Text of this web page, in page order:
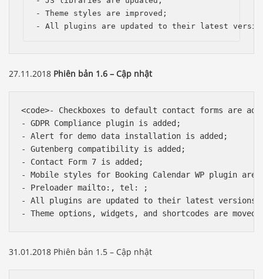
- Theme styles are improved;
- All plugins are updated to their latest
27.11.2018 Phiên bản 1.6 – Cập nhật
<code>- Checkboxes to default contact forms are
- GDPR Compliance plugin is added;
- Alert for demo data installation is added;
- Gutenberg compatibility is added;
- Contact Form 7 is added;
- Mobile styles for Booking Calendar WP plugin are
- Preloader mailto:, tel: ;
- All plugins are updated to their latest versions;
- Theme options, widgets, and shortcodes are
31.01.2018 Phiên bản 1.5 – Cập nhật